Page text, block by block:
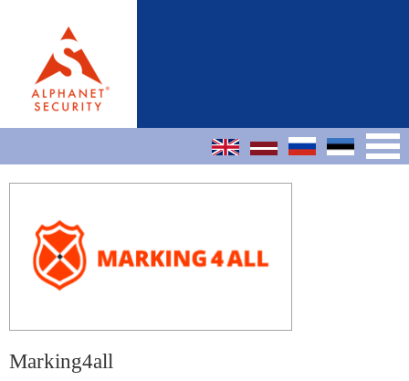
Marking4all